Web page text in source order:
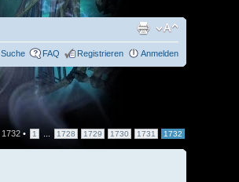
Suche FAQ Registrieren Anmelden
1732 • 1 1728 1729 1730 1731 1732